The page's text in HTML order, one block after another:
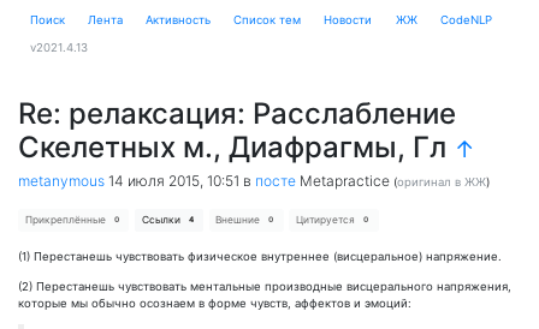
Поиск Лента Активность Cписок тем Новости ЖЖ CodeNLP
v2021.4.13
Re: релаксация: Расслабление
Скелетных м., Диафрагмы, Гл ↑
metanymous 14 июля 2015, 10:51 в посте Metapractice (оригинал в ЖЖ)
Прикреплённые 0 Ссылки 4 Внешние 0 Цитируется 0
(1) Перестанешь чувствовать физическое внутреннее (висцеральное) напряжение.
(2) Перестанешь чувствовать ментальные производные висцерального напряжения,
которые мы обычно осознаем в форме чувств, аффектов и эмоций: